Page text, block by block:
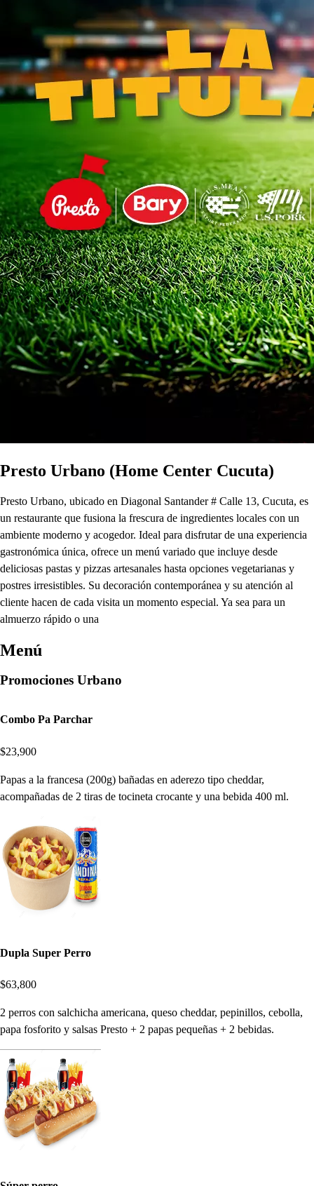
Presto Urbano (Home Center Cucuta)
Presto Urbano, ubicado en Diagonal Santander # Calle 13, Cucuta, es
un restaurante que fusiona la frescura de ingredientes locales con un
ambiente moderno y acogedor. Ideal para disfrutar de una experiencia
gastronómica única, ofrece un menú variado que incluye desde
deliciosas pastas y pizzas artesanales hasta opciones vegetarianas y
postres irresistibles. Su decoración contemporánea y su atención al
cliente hacen de cada visita un momento especial. Ya sea para un
almuerzo rápido o una
Menú
Promociones Urbano
Combo Pa Parchar
$23,900
Papas a la francesa (200g) bañadas en aderezo tipo cheddar,
acompañadas de 2 tiras de tocineta crocante y una bebida 400 ml.
Dupla Super Perro
$63,800
2 perros con salchicha americana, queso cheddar, pepinillos, cebolla,
papa fosforito y salsas Presto + 2 papas pequeñas + 2 bebidas.